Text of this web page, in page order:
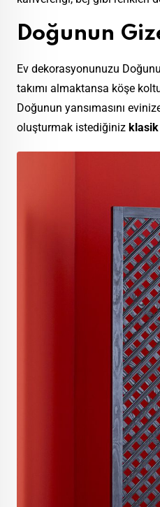
Doğunun
Ev dekorasyonunuzu
takımı almaktansa köşe
Doğunun yansımasını
oluşturmak istediğiniz klasik